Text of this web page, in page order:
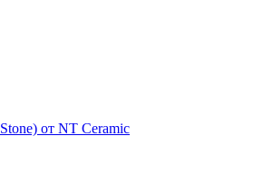
от NT Ceramic